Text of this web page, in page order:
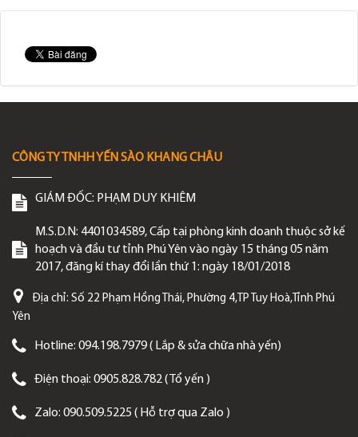
CÔNG TY TNHH YẾN SÀO KHANG CHÂU
GIÁM ĐỐC: PHẠM DUY KHIÊM
M.S.D.N: 4401034589, Cấp tại phòng kinh doanh thuộc sở kế
hoạch và đầu tư tỉnh Phú Yên vào ngày 15 tháng 05 năm
2017, đăng kí thay đổi lần thứ 1: ngày 18/01/2018
Địa chỉ: Số 22 Phạm Hồng Thái, Phường 4,TP Tuy Hoà,Tỉnh Phú
Yên
Hotline: 094.198.7979 ( Lắp & sửa chữa nhà yến)
Điện thoại: 0905.828.782 ( Tổ yến )
Zalo: 090.509.5225 ( Hỗ trợ qua Zalo )